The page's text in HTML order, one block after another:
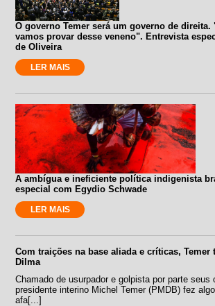
O governo Temer será um governo de direita.
vamos provar desse veneno". Entrevista
de Oliveira
LER MAIS
A ambígua e ineficiente política indigenista
especial com Egydio Schwade
LER MAIS
Com traições na base aliada e críticas, Temer
Dilma
Chamado de usurpador e golpista por parte seus
presidente interino Michel Temer (PMDB) fez
afa[...]